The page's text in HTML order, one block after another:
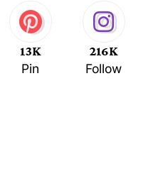
13K
Pin
216K
Follow